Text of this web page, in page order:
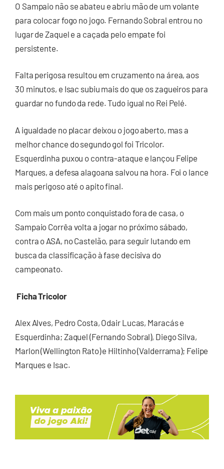
O Sampaio não se abateu e abriu mão de um volante
para colocar fogo no jogo. Fernando Sobral entrou no
lugar de Zaquel e a caçada pelo empate foi
persistente.
Falta perigosa resultou em cruzamento na área, aos
30 minutos, e Isac subiu mais do que os zagueiros para
guardar no fundo da rede. Tudo igual no Rei Pelé.
A igualdade no placar deixou o jogo aberto, mas a
melhor chance do segundo gol foi Tricolor.
Esquerdinha puxou o contra-ataque e lançou Felipe
Marques, a defesa alagoana salvou na hora. Foi o lance
mais perigoso até o apito final.
Com mais um ponto conquistado fora de casa, o
Sampaio Corrêa volta a jogar no próximo sábado,
contra o ASA, no Castelão, para seguir lutando em
busca da classificação à fase decisiva do
campeonato.
Ficha Tricolor
Alex Alves, Pedro Costa, Odair Lucas, Maracás e
Esquerdinha; Zaquel (Fernando Sobral), Diego Silva,
Marlon (Wellington Rato) e Hiltinho (Valderrama); Felipe
Marques e Isac.